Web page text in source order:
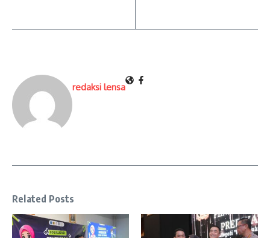
redaksi lensa
Related Posts